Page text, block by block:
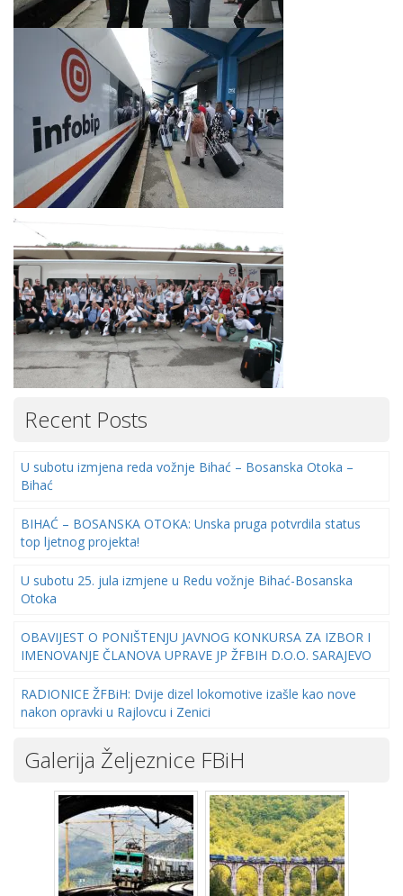
Recent Posts
U subotu izmjena reda vožnje Bihać – Bosanska Otoka –
Bihać
BIHAĆ – BOSANSKA OTOKA: Unska pruga potvrdila status
top ljetnog projekta!
U subotu 25. jula izmjene u Redu vožnje Bihać-Bosanska
Otoka
OBAVIJEST O PONIŠTENJU JAVNOG KONKURSA ZA IZBOR I
IMENOVANJE ČLANOVA UPRAVE JP ŽFBIH D.O.O. SARAJEVO
RADIONICE ŽFBiH: Dvije dizel lokomotive izašle kao nove
nakon opravki u Rajlovcu i Zenici
Galerija Željeznice FBiH